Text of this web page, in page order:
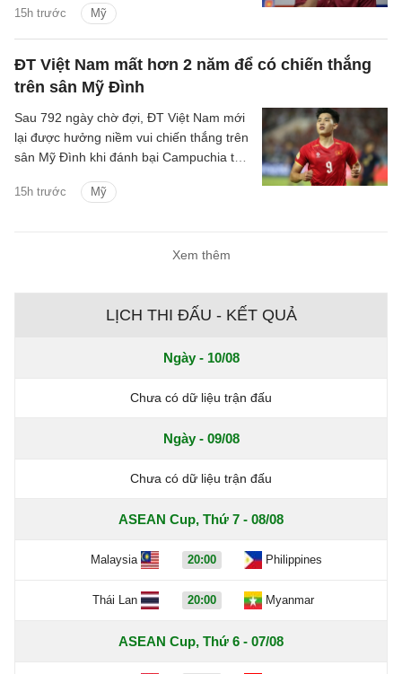
15h trước Mỹ
ĐT Việt Nam mất hơn 2 năm để có chiến thắng
trên sân Mỹ Đình
15h trước Mỹ
Sau 792 ngày chờ đợi, ĐT Việt Nam mới
lại được hưởng niềm vui chiến thắng trên
sân Mỹ Đình khi đánh bại Campuchia tỷ
Cup 2026.
Xem thêm
LỊCH THI ĐẤU - KẾT QUẢ
Ngày - 10/08
Chưa có dữ liệu trận đấu
Ngày - 09/08
Chưa có dữ liệu trận đấu
ASEAN Cup, Thứ 7 - 08/08
Malaysia 20:00 Philippines
Thái Lan 20:00 Myanmar
ASEAN Cup, Thứ 6 - 07/08